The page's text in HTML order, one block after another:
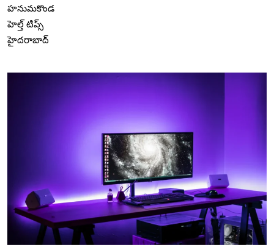
హనుమకొండ
హెల్త్ టిప్స్
హైదరాబాద్